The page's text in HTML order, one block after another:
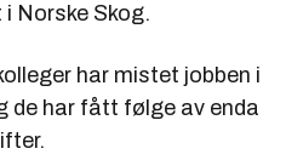
Norske Skog.
har mistet jobben i
de har fått følge av enda